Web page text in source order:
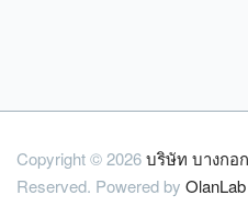
Copyright © 2026บริษัท บางกอ
Reserved. Powered by